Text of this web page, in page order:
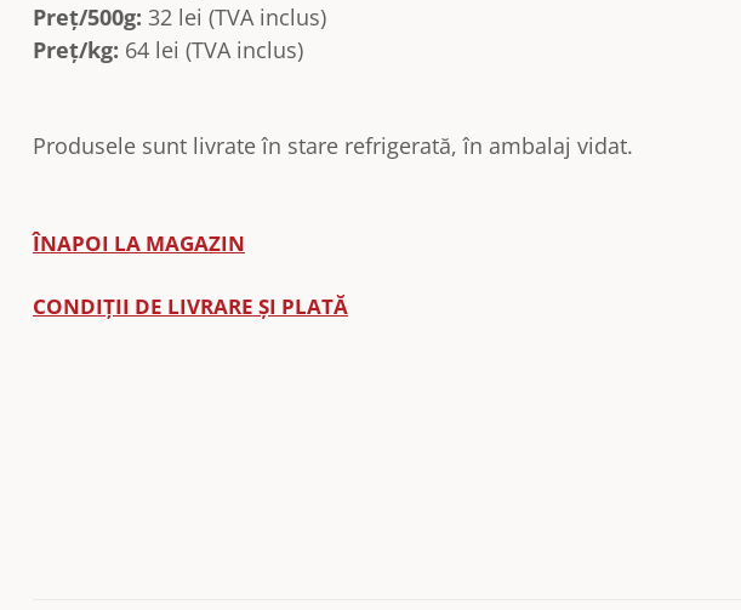
Preț/500g: 32 lei (TVA inclus)
Preț/kg: 64 lei (TVA inclus)
Produsele sunt livrate în stare refrigerată, în ambalaj vidat.
ÎNAPOI LA MAGAZIN
CONDIȚII DE LIVRARE ȘI PLATĂ